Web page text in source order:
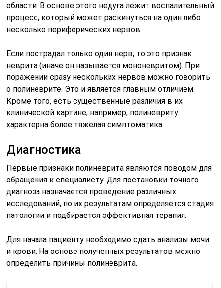
области. В основе этого недуга лежит воспалительный
процесс, который может раскинуться на один либо
несколько периферических нервов.
Если пострадал только один нерв, то это признак
неврита (иначе он называется мононевритом). При
поражении сразу нескольких нервов можно говорить
о полиневрите. Это и является главным отличием.
Кроме того, есть существенные различия в их
клинической картине, например, полиневриту
характерна более тяжелая симптоматика.
Диагностика
Первые признаки полиневрита являются поводом для
обращения к специалисту. Для постановки точного
диагноза назначается проведение различных
исследований, по их результатам определяется стадия
патологии и подбирается эффективная терапия.
Для начала пациенту необходимо сдать анализы мочи
и крови. На основе полученных результатов можно
определить причины полиневрита.